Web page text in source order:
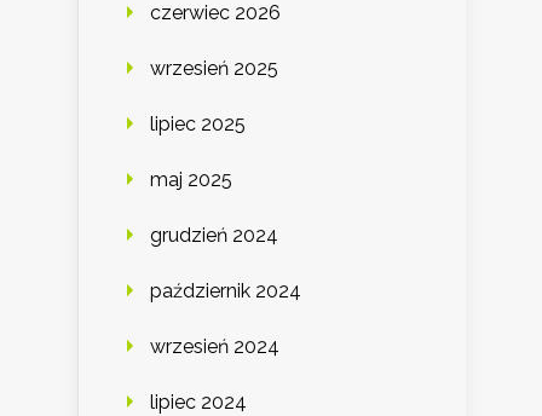
czerwiec 2026
wrzesień 2025
lipiec 2025
maj 2025
grudzień 2024
październik 2024
wrzesień 2024
lipiec 2024